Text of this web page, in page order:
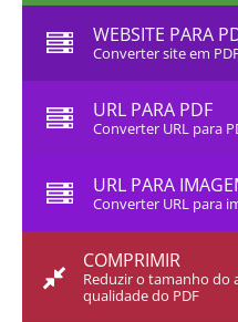
WEBSITE PARA
Converter site em
URL PARA PDF
Converter URL para
URL PARA
Converter URL para
COMPRIMIR
Reduzir o tamanho do
qualidade do PDF